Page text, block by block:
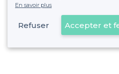
Référencer mon
Déjà
En savoir plus
Refuser Accepter et